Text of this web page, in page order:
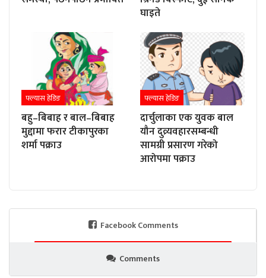
घाइते
फ्ल्यास हेडिङ
बहु–बिबाह र बाल–बिबाह
मुद्दामा फरार टीकापुरका
शर्मा पक्राउ
फ्ल्यास हेडिङ
दार्चुलाका एक युवक बाल
यौन दुव्र्यवहारसम्बन्धी
सामग्री प्रसारण गरेको
आरोपमा पक्राउ
Facebook Comments
Comments